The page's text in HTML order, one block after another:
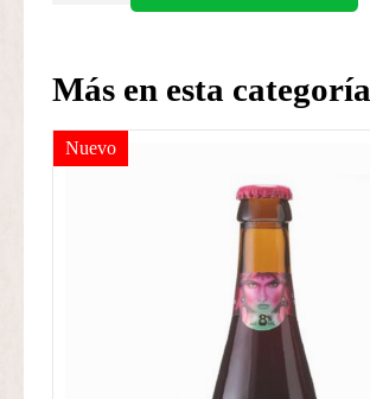
LINDEMANS
BOTELLAS
+
1
COPA
Más en esta categoría
Nuevo